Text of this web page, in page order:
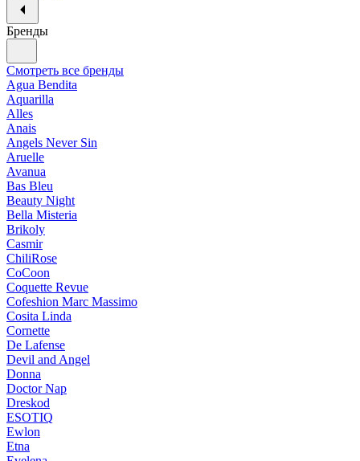
Бренды
Смотреть все бренды
Agua Bendita
Aquarilla
Alles
Anais
Angels Never Sin
Aruelle
Avanua
Bas Bleu
Beauty Night
Bella Misteria
Brikoly
Casmir
ChiliRose
CoCoon
Coquette Revue
Cofeshion Marc Massimo
Cosita Linda
Cornette
De Lafense
Devil and Angel
Donna
Doctor Nap
Dreskod
ESOTIQ
Ewlon
Etna